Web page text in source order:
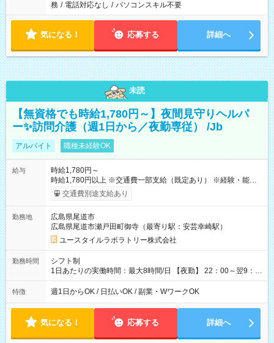
務 / 電話対応なし / パソコンスキル不要
気になる！ 応募する 詳細へ
未読
【無資格でも時給1,780円～】夜間見守りヘルパ
ー✨訪問介護（週1日から／夜勤専従） /Jb
アルバイト 職種未経験OK
給与
時給1,780円～
時給1,780円以上 ※交通費一部支給（既定あり） ※経験・能力を
考慮して決定します 【収入例】 週1回勤務の場合：1,780円×8時
間×4回=5万6,960円 週3回勤務の場合：1,780円×8時間×12回
月 ※ 雇用形態と給与に、本採用時と異なる部分があります。 雇
用形態：本採用時と同じです。 給与：時給 1,520円以上
交通費別途支給あり
勤務地
広島県尾道市
広島県尾道市瀬戸田町御寺（最寄り駅：安芸幸崎駅）
ユースタイルラボラトリー株式会社
勤務時間
シフト制
1日あたりの実働時間：最大8時間/日 【夜勤】 22：00～翌9：
00 ※週1日～OK ／ 夜勤専従 ＊＊ 勤務時間例 ＊＊ ■22時か
ら翌7時 ■23時から翌8時 ■24時から翌9時 など ※上記の時間
ます。 ※曜日固定（毎週同じ曜日での勤務となります）
特徴 週1日からOK / 日払いOK / 副業・WワークOK
気になる！ 応募する 詳細へ